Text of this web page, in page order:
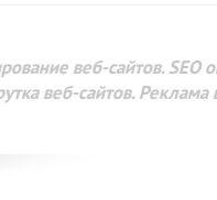
оптимизация сайта для
в интернете Google